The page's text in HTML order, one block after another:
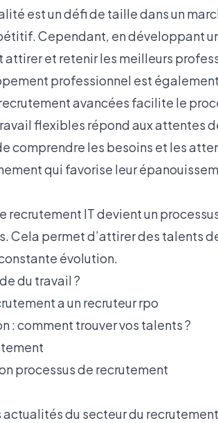
est un défi de taille dans un
Cependant, en développant
et retenir les meilleurs
professionnel est
avancées facilite le
flexibles répond aux attentes
comprendre les besoins et les
qui favorise leur
recrutement IT devient un
Cela permet d’attirer des talents
évolution.
du travail ?
a un recruteur rpo
: comment trouver vos talents ?
processus de recrutement
du secteur du